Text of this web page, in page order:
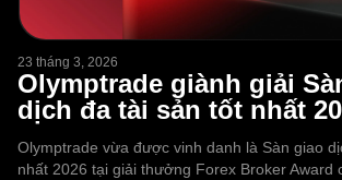
23 tháng 3, 2026
Olymptrade giành giải
dịch đa tài sản tốt nhất
Olymptrade vừa được vinh danh là Sàn giao
nhất 2026 tại giải thưởng Forex Broker Award